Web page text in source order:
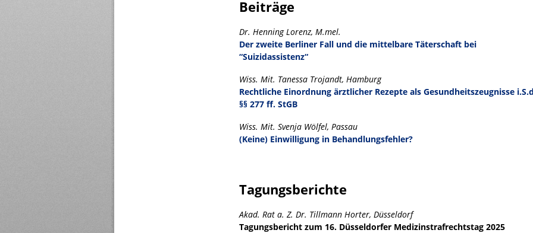
Beiträge
Dr. Henning Lorenz, M.mel.
Der zweite Berliner Fall und die mittelbare Täterschaft bei
“Suizidassistenz“
Wiss. Mit. Tanessa Trojandt, Hamburg
Rechtliche Einordnung ärztlicher Rezepte als Gesundheitszeugnisse
§§ 277 ff. StGB
Wiss. Mit. Svenja Wölfel, Passau
(Keine) Einwilligung in Behandlungsfehler?
Tagungsberichte
Akad. Rat a. Z. Dr. Tillmann Horter, Düsseldorf
Tagungsbericht zum 16. Düsseldorfer Medizinstrafrechtstag 2025